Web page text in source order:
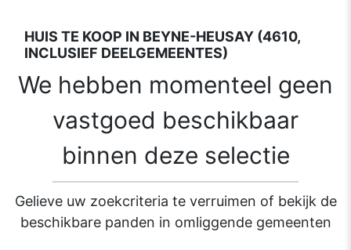
HUIS TE KOOP IN BEYNE-HEUSAY (4610,
INCLUSIEF DEELGEMEENTES)
We hebben momenteel geen
vastgoed beschikbaar
binnen deze selectie
Gelieve uw zoekcriteria te verruimen of bekijk de
beschikbare panden in omliggende gemeenten